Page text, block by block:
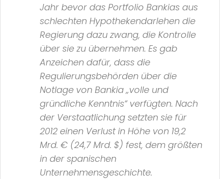
Jahr bevor das Portfolio Bankias aus
schlechten Hypothekendarlehen die
Regierung dazu zwang, die Kontrolle
über sie zu übernehmen. Es gab
Anzeichen dafür, dass die
Regulierungsbehörden über die
Notlage von Bankia „volle und
gründliche Kenntnis“ verfügten. Nach
der Verstaatlichung setzten sie für
2012 einen Verlust in Höhe von 19,2
Mrd. € (24,7 Mrd. $) fest, dem größten
in der spanischen
Unternehmensgeschichte.